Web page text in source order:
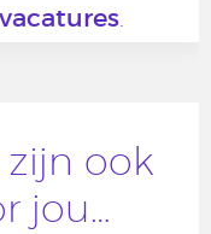
vacatures.
ook
jou…